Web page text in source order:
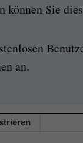
können Sie
an.